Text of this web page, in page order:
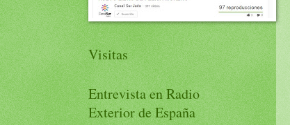
Visitas
Entrevista en Radio
Exterior de España